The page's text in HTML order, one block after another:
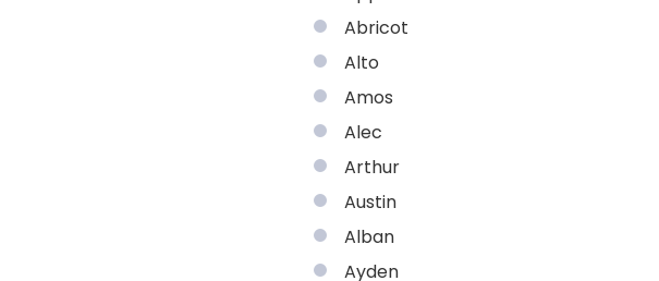
Abricot
Alto
Amos
Alec
Arthur
Austin
Alban
Ayden